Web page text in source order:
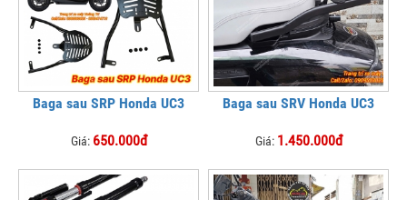
Baga sau SRP Honda UC3
Giá: 650.000đ
Baga sau SRV Honda UC3
Giá: 1.450.000đ